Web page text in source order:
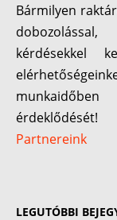
Bármilyen
kérdésekkel
érdeklődését!
Partnereink
LEGUTÓBBI